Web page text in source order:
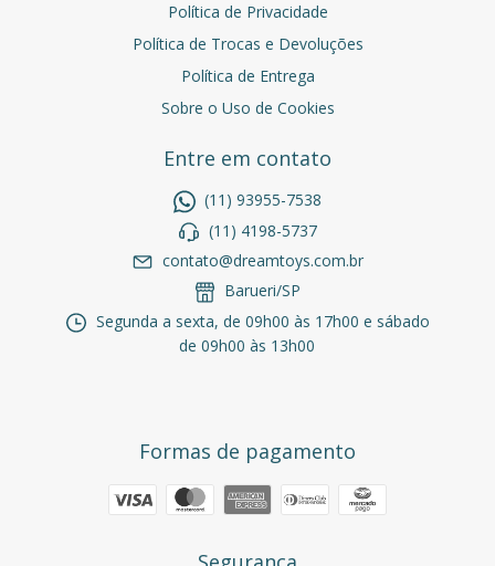
Política de Privacidade
Política de Trocas e Devoluções
Política de Entrega
Sobre o Uso de Cookies
Entre em contato
(11) 93955-7538
(11) 4198-5737
contato@dreamtoys.com.br
Barueri/SP
Segunda a sexta, de 09h00 às 17h00 e sábado
de 09h00 às 13h00
Formas de pagamento